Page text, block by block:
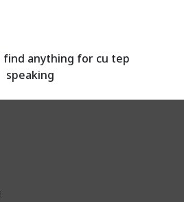
find anything for cu tep
speaking